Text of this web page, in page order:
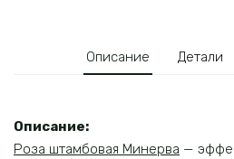
Описание Детали
Описание:
Роза штамбовая Минерва —